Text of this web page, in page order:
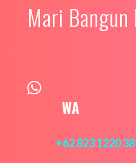
Mari Bangun

WA
+62 823 1220